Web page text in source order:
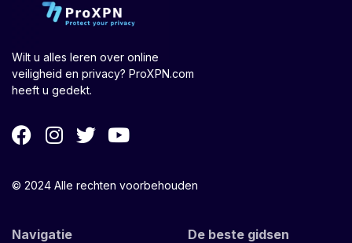
Wilt u alles leren over online
veiligheid en privacy? ProXPN.com
heeft u gedekt.
© 2024 Alle rechten voorbehouden
Navigatie De beste gidsen